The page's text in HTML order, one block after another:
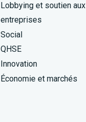
Lobbying et soutien aux
entreprises
Social
QHSE
Innovation
Économie et marchés